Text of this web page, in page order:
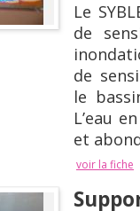
Le
de
de
le
L’eau
et
voir la fiche